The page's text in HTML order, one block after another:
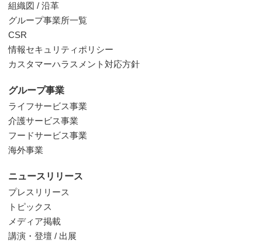
組織図 / 沿革
グループ事業所一覧
CSR
情報セキュリティポリシー
カスタマーハラスメント対応方針
グループ事業
ライフサービス事業
介護サービス事業
フードサービス事業
海外事業
ニュースリリース
プレスリリース
トピックス
メディア掲載
講演・登壇 / 出展